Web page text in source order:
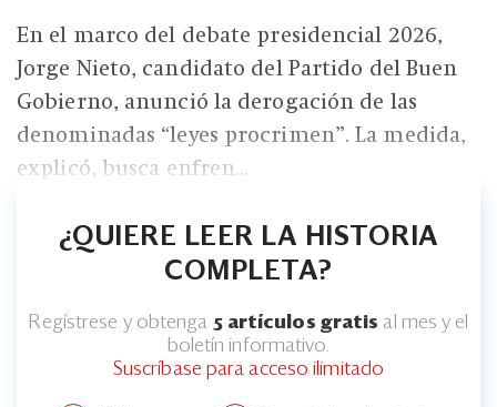
En el marco del debate presidencial 2026,
Jorge Nieto, candidato del Partido del Buen
Gobierno, anunció la derogación de las
denominadas “leyes procrimen”. La medida,
explicó, busca enfren...
¿QUIERE LEER LA HISTORIA
COMPLETA?
Regístrese y obtenga 5 artículos gratis al mes y el
boletín informativo.
Suscríbase para acceso ilimitado